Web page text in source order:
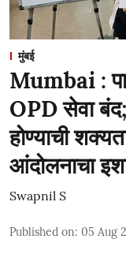
मुंबई
Mumbai :
OPD सेवा
होण्याची
आंदोलनाचा
Swapnil S
Published on: 05 Aug